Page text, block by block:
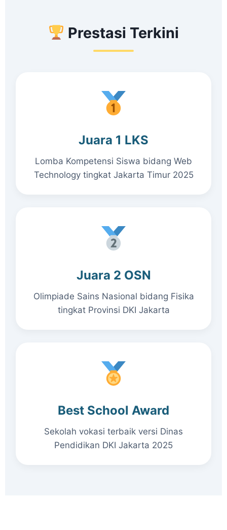
Prestasi Terkini
Juara 1 LKS
Lomba Kompetensi Siswa bidang Web
Technology tingkat Jakarta Timur 2025
Juara 2 OSN
Olimpiade Sains Nasional bidang Fisika
tingkat Provinsi DKI Jakarta
Best School Award
Sekolah vokasi terbaik versi Dinas
Pendidikan DKI Jakarta 2025